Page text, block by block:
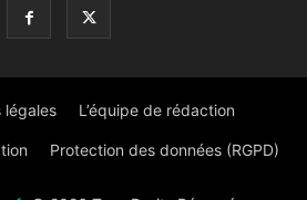
légales L’équipe de rédaction
Protection des données (RGPD)